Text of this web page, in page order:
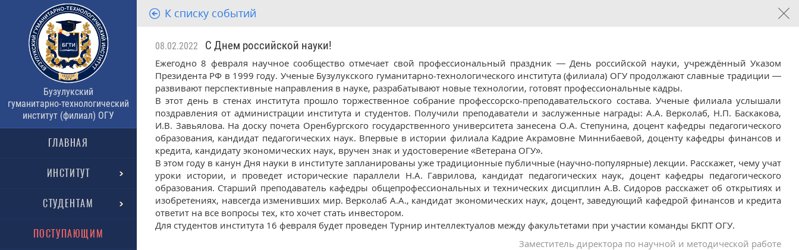
Бузулукский
гуманитарно-технологический
институт (филиал) ОГУ
ГЛАВНАЯ
ИНСТИТУТ
СТУДЕНТАМ
ПОСТУПАЮЩИМ
К списку событий
08.02.2022 С Днем российской науки!
Ежегодно 8 февраля научное сообщество отмечает свой профессиональный праздник — День российской науки, учреждённый Указом
Президента РФ в 1999 году. Ученые Бузулукского гуманитарно-технологического института (филиала) ОГУ продолжают славные традиции —
развивают перспективные направления в науке, разрабатывают новые технологии, готовят профессиональные кадры.
В этот день в стенах института прошло торжественное собрание профессорско-преподавательского состава. Ученые филиала услышали
поздравления от администрации института и студентов. Получили преподаватели и заслуженные награды: А.А. Верколаб, Н.П. Баскакова,
И.В. Завьялова. На доску почета Оренбургского государственного университета занесена О.А. Степунина, доцент кафедры педагогического
образования, кандидат педагогических наук. Впервые в истории филиала Кадрие Акрамовне Миннибаевой, доценту кафедры финансов и
кредита, кандидату экономических наук, вручен знак и удостоверение «Ветерана ОГУ».
В этом году в канун Дня науки в институте запланированы уже традиционные публичные (научно-популярные) лекции. Расскажет, чему учат
уроки истории, и проведет исторические параллели Н.А. Гаврилова, кандидат педагогических наук, доцент кафедры педагогического
образования. Старший преподаватель кафедры общепрофессиональных и технических дисциплин А.В. Сидоров расскажет об открытиях и
изобретениях, навсегда изменивших мир. Верколаб А.А., кандидат экономических наук, доцент, заведующий кафедрой финансов и кредита
ответит на все вопросы тех, кто хочет стать инвестором.
Для студентов института 16 февраля будет проведен Турнир интеллектуалов между факультетами при участии команды БКПТ ОГУ.
Заместитель директора по научной и методической работе